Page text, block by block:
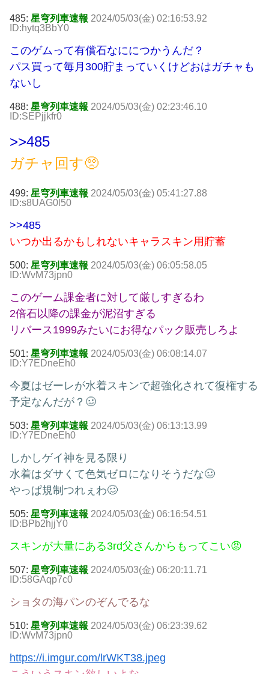
485: 星穹列車速報 2024/05/03(金) 02:16:53.92
ID:hytq3BbY0
このゲムって有償石なににつかうんだ？
パス買って毎月300貯まっていくけどおはガチャも
ないし
488: 星穹列車速報 2024/05/03(金) 02:23:46.10
ID:SEPjjkfr0
>>485
ガチャ回す🥺
499: 星穹列車速報 2024/05/03(金) 05:41:27.88
ID:s8UAG0l50
>>485
いつか出るかもしれないキャラスキン用貯蓄
500: 星穹列車速報 2024/05/03(金) 06:05:58.05
ID:WvM73jpn0
このゲーム課金者に対して厳しすぎるわ
2倍石以降の課金が泥沼すぎる
リバース1999みたいにお得なパック販売しろよ
501: 星穹列車速報 2024/05/03(金) 06:08:14.07
ID:Y7EDneEh0
今夏はゼーレが水着スキンで超強化されて復権する
予定なんだが？🥴
503: 星穹列車速報 2024/05/03(金) 06:13:13.99
ID:Y7EDneEh0
しかしゲイ神を見る限り
水着はダサくて色気ゼロになりそうだな🥴
やっぱ規制つれぇわ🥴
505: 星穹列車速報 2024/05/03(金) 06:16:54.51
ID:BPb2hjjY0
スキンが大量にある3rd父さんからもってこい😡
507: 星穹列車速報 2024/05/03(金) 06:20:11.71
ID:58GAqp7c0
ショタの海パンのぞんでるな
510: 星穹列車速報 2024/05/03(金) 06:23:39.62
ID:WvM73jpn0
https://i.imgur.com/lrWKT38.jpeg